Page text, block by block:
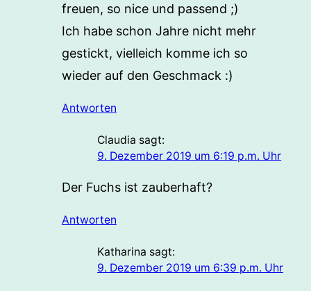
freuen, so nice und passend ;)
Ich habe schon Jahre nicht mehr
gestickt, vielleich komme ich so
wieder auf den Geschmack :)
Antworten
Claudia sagt:
9. Dezember 2019 um 6:19 p.m. Uhr
Der Fuchs ist zauberhaft?
Antworten
Katharina sagt:
9. Dezember 2019 um 6:39 p.m. Uhr